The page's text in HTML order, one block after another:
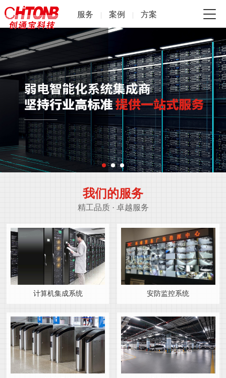
服务 案例 方案
我们的服务
精工品质 · 卓越服务
计算机集成系统 安防监控系统